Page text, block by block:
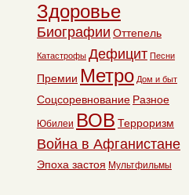
Здоровье
Биографии Оттепель
Катастрофы Дефицит Песни
Премии Метро Дом и быт
Соцсоревнование Разное
Юбилеи ВОВ Терроризм
Война в Афганистане
Эпоха застоя Мультфильмы